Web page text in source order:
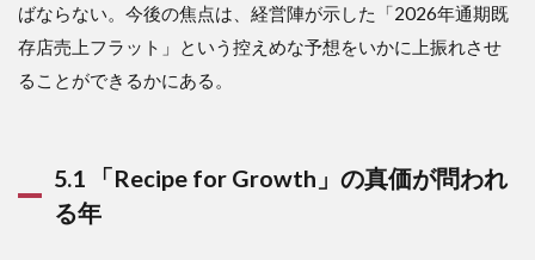
ばならない。今後の焦点は、経営陣が示した「2026年通期既
存店売上フラット」という控えめな予想をいかに上振れさせ
ることができるかにある。
5.1 「Recipe for Growth」の真価が問われ
る年